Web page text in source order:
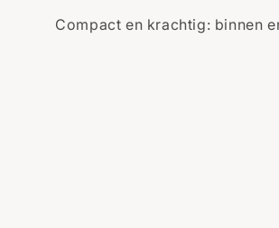
Compact en krachtig: binnen